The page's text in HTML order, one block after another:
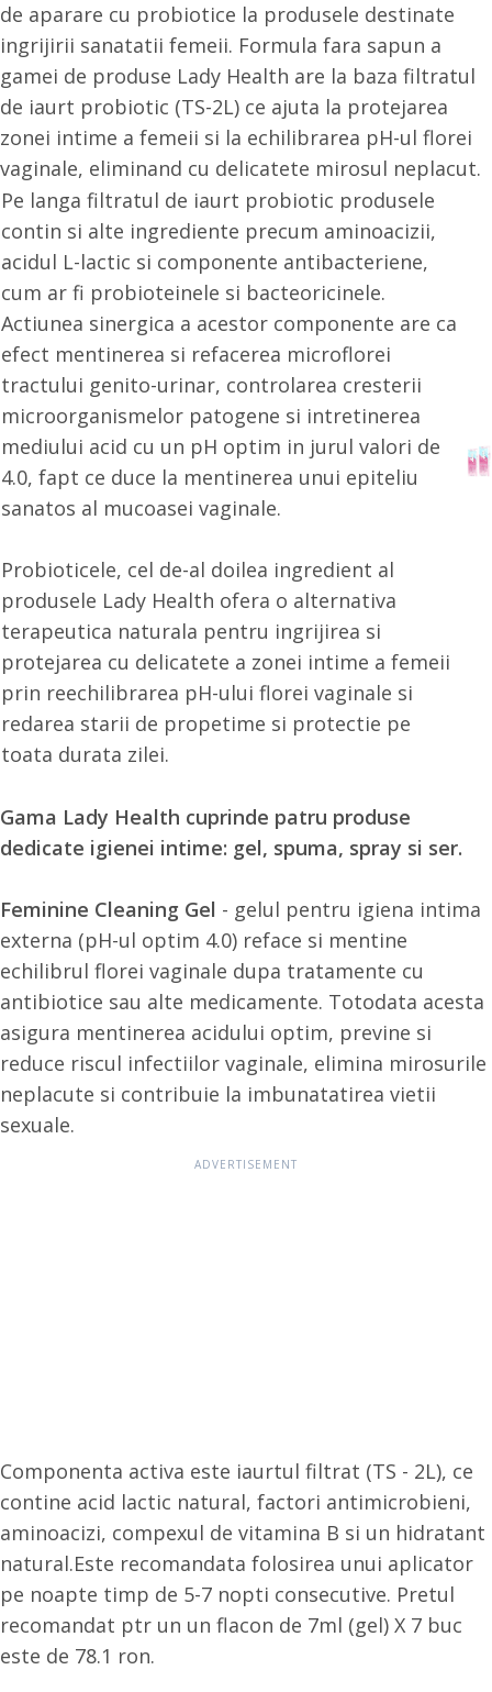
de aparare cu probiotice la produsele destinate
ingrijirii sanatatii femeii. Formula fara sapun a
gamei de produse Lady Health are la baza filtratul
de iaurt probiotic (TS-2L) ce ajuta la protejarea
zonei intime a femeii si la echilibrarea pH-ul florei
vaginale, eliminand cu delicatete mirosul neplacut.
Pe langa filtratul de iaurt probiotic produsele
contin si alte ingrediente precum aminoacizii,
acidul L-lactic si componente antibacteriene,
cum ar fi probioteinele si bacteoricinele.
Actiunea sinergica a acestor componente are ca
efect mentinerea si refacerea microflorei
tractului genito-urinar, controlarea cresterii
microorganismelor patogene si intretinerea
mediului acid cu un pH optim in jurul valori de
4.0, fapt ce duce la mentinerea unui epiteliu
sanatos al mucoasei vaginale.
Probioticele, cel de-al doilea ingredient al
produsele Lady Health ofera o alternativa
terapeutica naturala pentru ingrijirea si
protejarea cu delicatete a zonei intime a femeii
prin reechilibrarea pH-ului florei vaginale si
redarea starii de propetime si protectie pe
toata durata zilei.
Gama Lady Health cuprinde patru produse
dedicate igienei intime: gel, spuma, spray si ser.
Feminine Cleaning Gel - gelul pentru igiena intima
externa (pH-ul optim 4.0) reface si mentine
echilibrul florei vaginale dupa tratamente cu
antibiotice sau alte medicamente. Totodata acesta
asigura mentinerea acidului optim, previne si
reduce riscul infectiilor vaginale, elimina mirosurile
neplacute si contribuie la imbunatatirea vietii
sexuale.
Componenta activa este iaurtul filtrat (TS - 2L), ce
contine acid lactic natural, factori antimicrobieni,
aminoacizi, compexul de vitamina B si un hidratant
natural.Este recomandata folosirea unui aplicator
pe noapte timp de 5-7 nopti consecutive. Pretul
recomandat ptr un un flacon de 7ml (gel) X 7 buc
este de 78.1 ron.